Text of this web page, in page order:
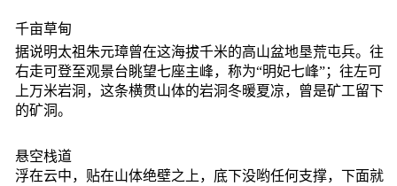
千亩草甸
据说明太祖朱元璋曾在这海拔千米的高山盆地垦荒屯兵。往
右走可登至观景台眺望七座主峰，称为“明妃七峰”；往左可
上万米岩洞，这条横贯山体的岩洞冬暖夏凉，曾是矿工留下
的矿洞。
悬空栈道
浮在云中，贴在山体绝壁之上，底下没哟任何支撑，下面就